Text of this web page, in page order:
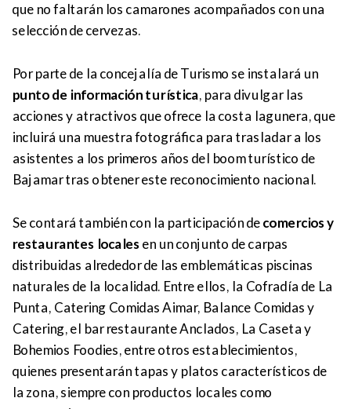
que no faltarán los camarones acompañados con una
selección de cervezas.
Por parte de la concejalía de Turismo se instalará un
punto de información turística, para divulgar las
acciones y atractivos que ofrece la costa lagunera, que
incluirá una muestra fotográfica para trasladar a los
asistentes a los primeros años del boom turístico de
Bajamar tras obtener este reconocimiento nacional.
Se contará también con la participación decomercios y
restaurantes localesen un conjunto de carpas
distribuidas alrededor de las emblemáticas piscinas
naturales de la localidad. Entre ellos, la Cofradía de La
Punta, Catering Comidas Aimar, Balance Comidas y
Catering, el bar restaurante Anclados, La Caseta y
Bohemios Foodies, entre otros establecimientos,
quienes presentarán tapas y platos característicos de
la zona, siempre con productos locales como